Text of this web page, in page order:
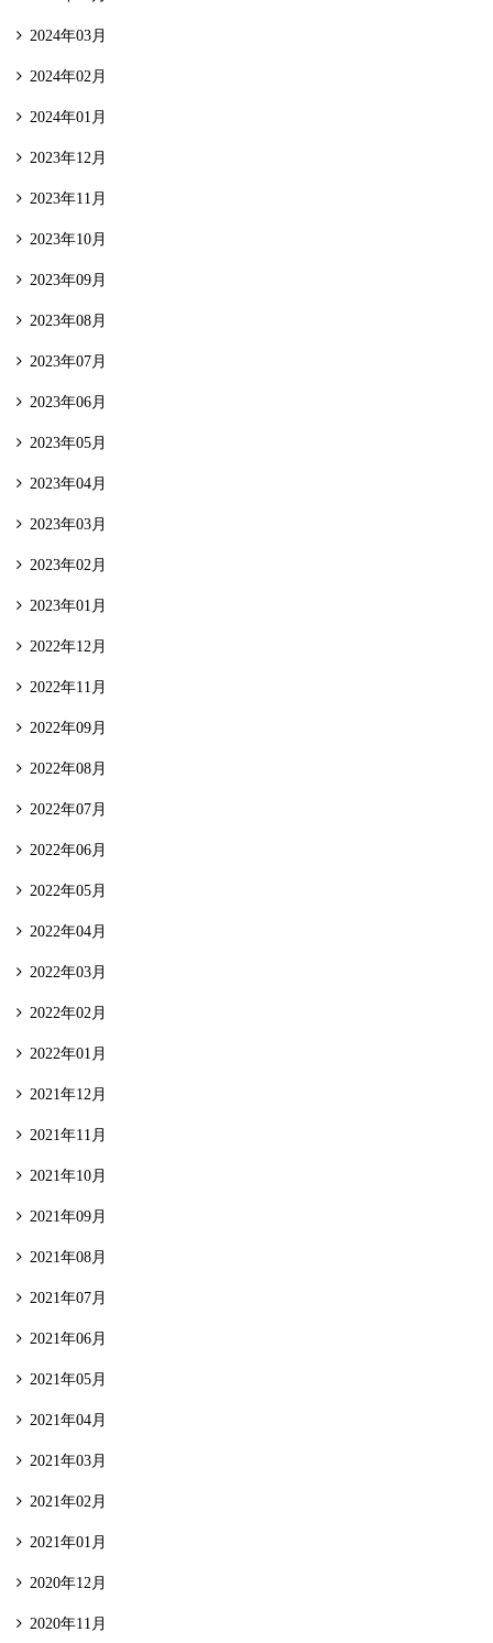
2024年03月
2024年02月
2024年01月
2023年12月
2023年11月
2023年10月
2023年09月
2023年08月
2023年07月
2023年06月
2023年05月
2023年04月
2023年03月
2023年02月
2023年01月
2022年12月
2022年11月
2022年09月
2022年08月
2022年07月
2022年06月
2022年05月
2022年04月
2022年03月
2022年02月
2022年01月
2021年12月
2021年11月
2021年10月
2021年09月
2021年08月
2021年07月
2021年06月
2021年05月
2021年04月
2021年03月
2021年02月
2021年01月
2020年12月
2020年11月